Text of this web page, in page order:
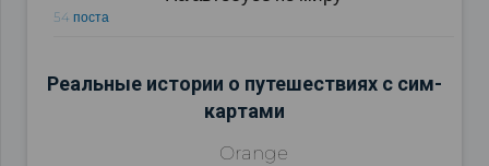
54 поста
Реальные истории о путешествиях с сим-
картами
Orange